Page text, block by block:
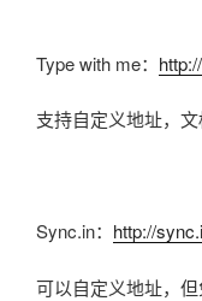
Type with me：
支持自定义地址，
Sync.in： http://
可以自定义地址，